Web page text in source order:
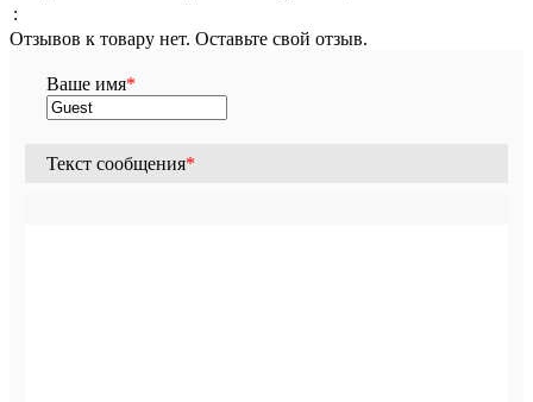
:
Отзывов к товару нет. Оставьте свой отзыв.
Ваше имя*
Текст сообщения*